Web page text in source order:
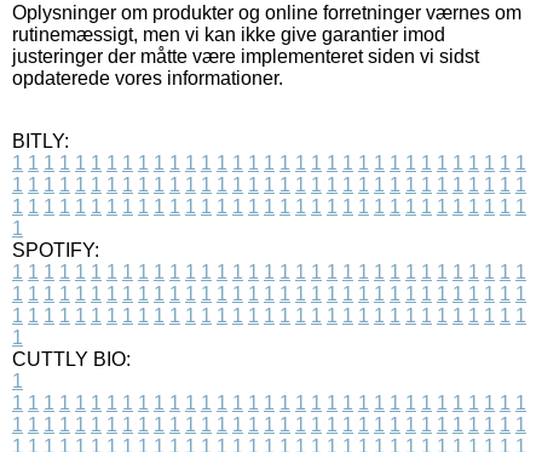
Oplysninger om produkter og online forretninger værnes om
rutinemæssigt, men vi kan ikke give garantier imod
justeringer der måtte være implementeret siden vi sidst
opdaterede vores informationer.
BITLY:
1 1 1 1 1 1 1 1 1 1 1 1 1 1 1 1 1 1 1 1 1 1 1 1 1 1 1 1 1 1 1 1 1
1 1 1 1 1 1 1 1 1 1 1 1 1 1 1 1 1 1 1 1 1 1 1 1 1 1 1 1 1 1 1 1 1
1 1 1 1 1 1 1 1 1 1 1 1 1 1 1 1 1 1 1 1 1 1 1 1 1 1 1 1 1 1 1 1 1
1
SPOTIFY:
1 1 1 1 1 1 1 1 1 1 1 1 1 1 1 1 1 1 1 1 1 1 1 1 1 1 1 1 1 1 1 1 1
1 1 1 1 1 1 1 1 1 1 1 1 1 1 1 1 1 1 1 1 1 1 1 1 1 1 1 1 1 1 1 1 1
1 1 1 1 1 1 1 1 1 1 1 1 1 1 1 1 1 1 1 1 1 1 1 1 1 1 1 1 1 1 1 1 1
1
CUTTLY BIO:
1
1 1 1 1 1 1 1 1 1 1 1 1 1 1 1 1 1 1 1 1 1 1 1 1 1 1 1 1 1 1 1 1 1
1 1 1 1 1 1 1 1 1 1 1 1 1 1 1 1 1 1 1 1 1 1 1 1 1 1 1 1 1 1 1 1 1
1 1 1 1 1 1 1 1 1 1 1 1 1 1 1 1 1 1 1 1 1 1 1 1 1 1 1 1 1 1 1 1 1